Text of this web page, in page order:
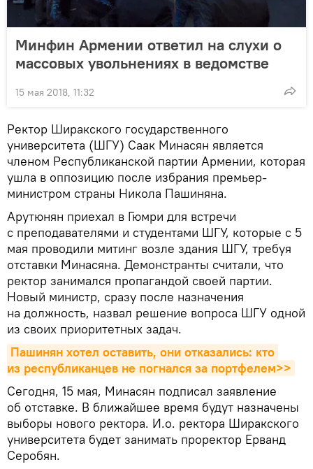
Минфин Армении ответил на слухи о
массовых увольнениях в ведомстве
15 мая 2018, 11:32
Ректор Ширакского государственного
университета (ШГУ) Саак Минасян является
членом Республиканской партии Армении, которая
ушла в оппозицию после избрания премьер-
министром страны Никола Пашиняна.
Арутюнян приехал в Гюмри для встречи
с преподавателями и студентами ШГУ, которые с 5
мая проводили митинг возле здания ШГУ, требуя
отставки Минасяна. Демонстранты считали, что
ректор занимался пропагандой своей партии.
Новый министр, сразу после назначения
на должность, назвал решение вопроса ШГУ одной
из своих приоритетных задач.
Пашинян хотел оставить, они отказались: кто
из республиканцев не погнался за портфелем>>
Сегодня, 15 мая, Минасян подписал заявление
об отставке. В ближайшее время будут назначены
выборы нового ректора. И.о. ректора Ширакского
университета будет занимать проректор Ерванд
Серобян.